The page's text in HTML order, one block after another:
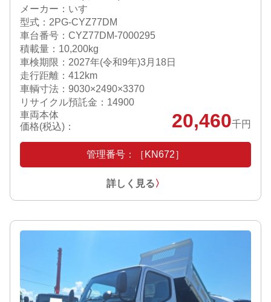
メーカー：いすゞ
型式：2PG-CYZ77DM
車台番号：CYZ77DM-7000295
積載量：10,200kg
車検期限： 2027年(令和9年)3月18日
走行距離：412km
車輌寸法：9030×2490×3370
リサイクル預託金：14900
車両本体
価格(税込)：
20,460千円
管理番号：［KN672］
詳しく見る〉